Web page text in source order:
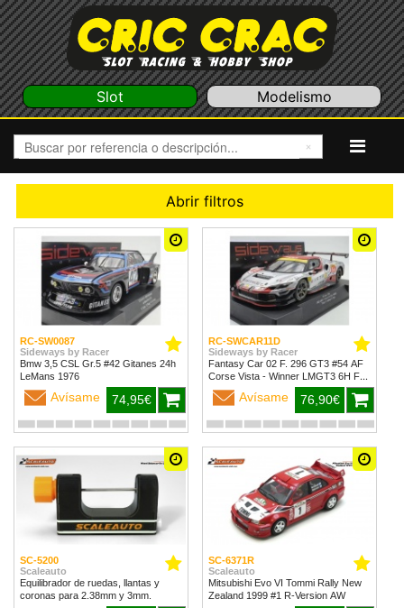
Slot Modelismo
Abrir filtros
RC-SW0087
Sideways by Racer
Bmw 3,5 CSL Gr.5 #42 Gitanes 24h
LeMans 1976
Avísame 74,95€
RC-SWCAR11D
Sideways by Racer
Fantasy Car 02 F. 296 GT3 #54 AF
Corse Vista - Winner LMGT3 6H Fuji
2024
Avísame 76,90€
SC-5200
Scaleauto
Equilibrador de ruedas, llantas y
coronas para 2.38mm y 3mm.
SC-6371R
Scaleauto
Mitsubishi Evo VI Tommi Rally New
Zealand 1999 #1 R-Version AW